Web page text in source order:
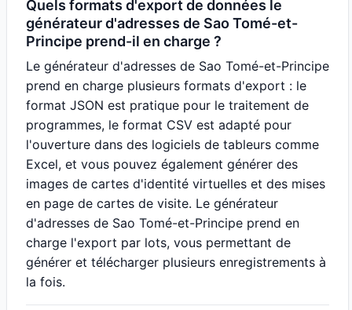
Quels formats d'export de données le
générateur d'adresses de Sao Tomé-et-
Principe prend-il en charge ?
Le générateur d'adresses de Sao Tomé-et-Principe
prend en charge plusieurs formats d'export : le
format JSON est pratique pour le traitement de
programmes, le format CSV est adapté pour
l'ouverture dans des logiciels de tableurs comme
Excel, et vous pouvez également générer des
images de cartes d'identité virtuelles et des mises
en page de cartes de visite. Le générateur
d'adresses de Sao Tomé-et-Principe prend en
charge l'export par lots, vous permettant de
générer et télécharger plusieurs enregistrements à
la fois.